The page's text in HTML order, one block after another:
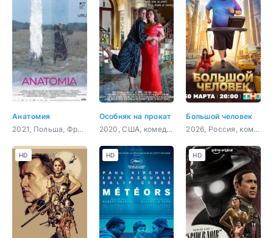
Анатомия
2021, Польша, Франция,
Особняк на прокат
2020, США, комедия
Большой человек
2026, Россия, комедия
HD HD HD